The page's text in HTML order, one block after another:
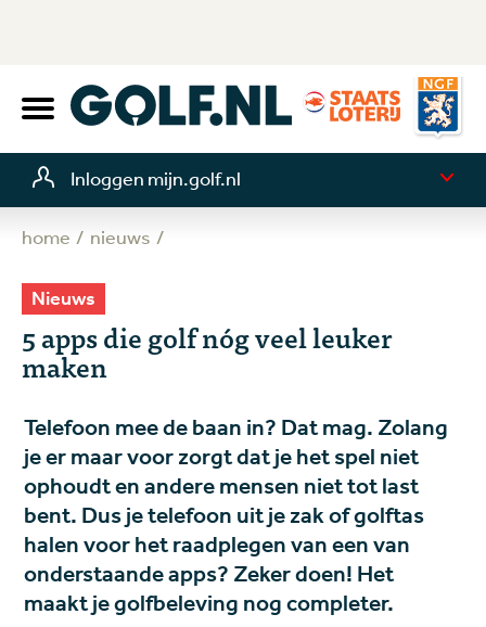
Inloggen mijn.golf.nl
home nieuws
Nieuws
5 apps die golf nóg veel leuker
maken
Telefoon mee de baan in? Dat mag. Zolang
je er maar voor zorgt dat je het spel niet
ophoudt en andere mensen niet tot last
bent. Dus je telefoon uit je zak of golftas
halen voor het raadplegen van een van
onderstaande apps? Zeker doen! Het
maakt je golfbeleving nog completer.